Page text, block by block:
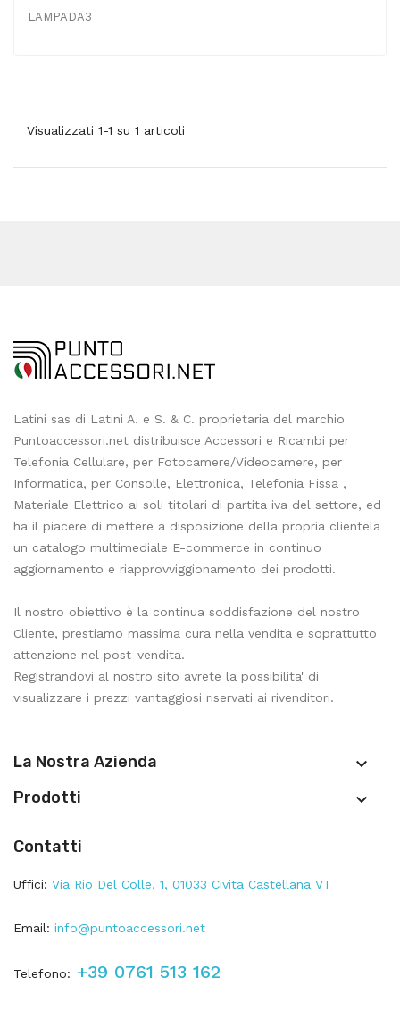
LAMPADA3
Visualizzati 1-1 su 1 articoli
Latini sas di Latini A. e S. & C. proprietaria del marchio
Puntoaccessori.net distribuisce Accessori e Ricambi per
Telefonia Cellulare, per Fotocamere/Videocamere, per
Informatica, per Consolle, Elettronica, Telefonia Fissa ,
Materiale Elettrico ai soli titolari di partita iva del settore, ed
ha il piacere di mettere a disposizione della propria clientela
un catalogo multimediale E-commerce in continuo
aggiornamento e riapprovviggionamento dei prodotti.
Il nostro obiettivo è la continua soddisfazione del nostro
Cliente, prestiamo massima cura nella vendita e soprattutto
attenzione nel post-vendita.
Registrandovi al nostro sito avrete la possibilita' di
visualizzare i prezzi vantaggiosi riservati ai rivenditori.
La Nostra Azienda 
Prodotti 
Contatti
Uffici: Via Rio Del Colle, 1, 01033 Civita Castellana VT
Email: info@puntoaccessori.net
Telefono: +39 0761 513 162